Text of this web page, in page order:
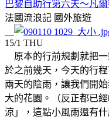
巴黎自助行第六天～凡
法國流浪記 國外旅遊
15/1 THU
原本的行前規劃就把一
於之前幾天，今天的行
兩天的陰雨，讓我們開
大的花園。（反正都已
涼」，這點小風雨還有什